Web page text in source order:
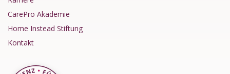
CarePro Akademie
Home Instead Stiftung
Kontakt